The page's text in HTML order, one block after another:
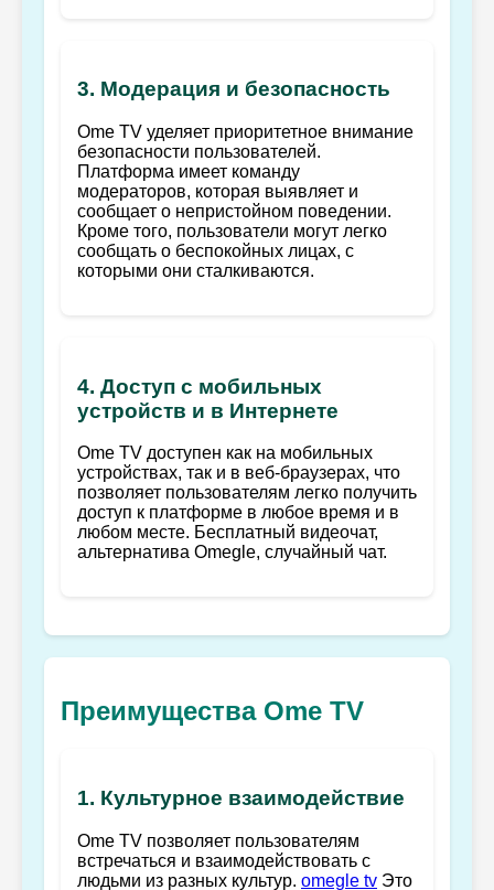
3. Модерация и безопасность
Ome TV уделяет приоритетное внимание
безопасности пользователей.
Платформа имеет команду
модераторов, которая выявляет и
сообщает о непристойном поведении.
Кроме того, пользователи могут легко
сообщать о беспокойных лицах, с
которыми они сталкиваются.
4. Доступ с мобильных
устройств и в Интернете
Ome TV доступен как на мобильных
устройствах, так и в веб-браузерах, что
позволяет пользователям легко получить
доступ к платформе в любое время и в
любом месте. Бесплатный видеочат,
альтернатива Omegle, случайный чат.
Преимущества Ome TV
1. Культурное взаимодействие
Ome TV позволяет пользователям
встречаться и взаимодействовать с
людьми из разных культур. omegle tv Это